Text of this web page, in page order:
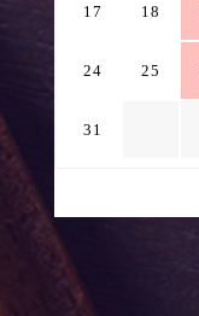
17 18
24 25
31